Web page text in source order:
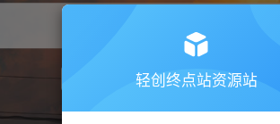
引流 短视频 剪辑
轻创终点站资源站